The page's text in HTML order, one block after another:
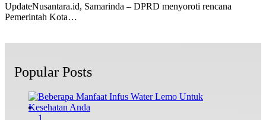
UpdateNusantara.id, Samarinda – DPRD menyoroti rencana
Pemerintah Kota…
Popular Posts